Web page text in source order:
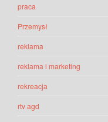
praca
Przemysł
reklama
reklama i marketing
rekreacja
rtv agd